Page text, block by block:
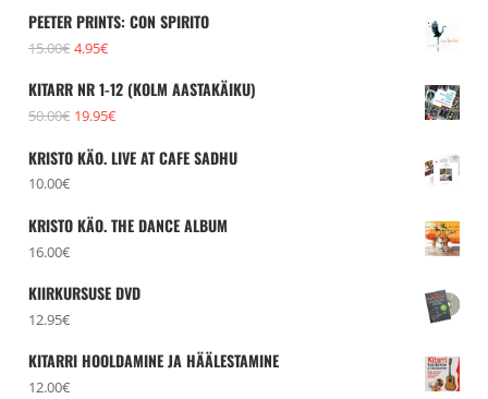
PEETER PRINTS: CON SPIRITO
15.00€ Algne
oli:
15.00€.
4.95€Praegune
on:
4.95€.
KITARR NR 1-12 (KOLM AASTAKÄIKU)
50.00€ Algne
oli:
19.95€Praegune
on:
KRISTO KÄO. LIVE AT CAFE SADHU
10.00€
KRISTO KÄO. THE DANCE ALBUM
16.00€
KIIRKURSUSE DVD
12.95€
KITARRI HOOLDAMINE JA HÄÄLESTAMINE
12.00€